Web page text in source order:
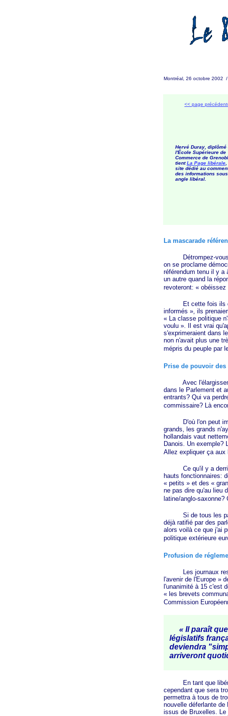
Montréal, 26 octobre 2002
<< page
Hervé Duray, diplômé
l'École Supérieure de
Commerce de
tientLa Page libérale,
site dédié au
des informations
angle libéral.
La mascarade
Détrompez-vous,
on se proclame
référendum tenu il y a
un autre quand la
revoteront: « obéissez
Et cette fois ils
informés », ils
« Laclasse politique
voulu ». Il est vrai
s'exprimeraient dans
non n'avait plus une
mépris du peuple par
Prise de pouvoir
Avec
dans le Parlement et
entrants? Qui va
commissaire? Là
D'où l'on peut
grands, les grands
hollandais vaut
Danois. Un exemple?
Allez expliquer ça aux
Ce qu'il y a
hauts fonctionnaires:
« petits »et des «
ne pas dire qu'au lieu
latine/anglo-
Si de tous les
déjà ratifié par des
alors voilà ce que j'ai
politique extérieure
Profusion de
Les journaux
l'avenir de l'Europe »
l'unanimité à 15 c'est
« les brevets
Commission
« Il paraît
législatifs
deviendra
arriveront
En tant que libéral
cependant que sera
permettra à tous de
nouvelle déferlante
issus de Bruxelles. Le